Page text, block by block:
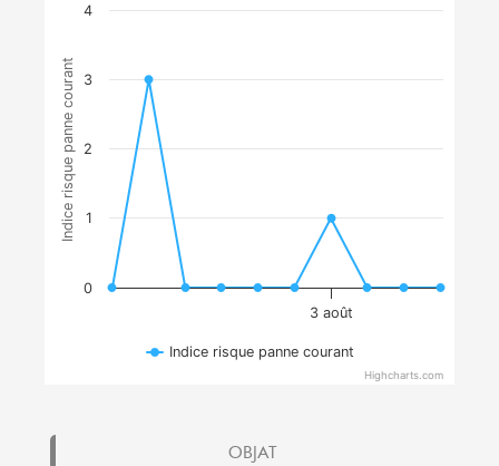
Indice risque panne courant
3 août
0
1
2
3
4
Indice risque panne courant
Highcharts.com
OBJAT